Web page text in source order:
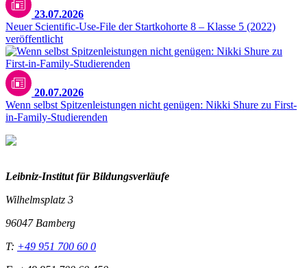
23.07.2026
Neuer Scientific-Use-File der Startkohorte 8 – Klasse 5 (2022)
veröffentlicht
20.07.2026
Wenn selbst Spitzenleistungen nicht genügen: Nikki Shure zu First-
in-Family-Studierenden
Leibniz-Institut für Bildungsverläufe
Wilhelmsplatz 3
96047 Bamberg
T: +49 951 700 60 0